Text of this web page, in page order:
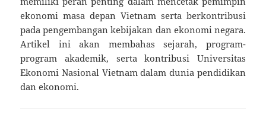
ekonomi masa depan Vietnam serta berkontribusi
pada pengembangan kebijakan dan ekonomi negara.
Artikel ini akan membahas sejarah, program-
program akademik, serta kontribusi Universitas
Ekonomi Nasional Vietnam dalam dunia pendidikan
dan ekonomi.